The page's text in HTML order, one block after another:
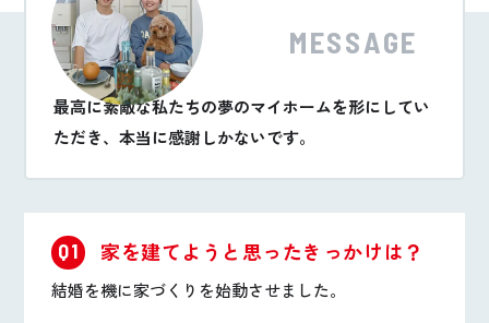
MESSAGE
最高に素敵な私たちの夢のマイホームを形にしてい
ただき、本当に感謝しかないです。
Q1 家を建てようと思ったきっかけは？
結婚を機に家づくりを始動させました。